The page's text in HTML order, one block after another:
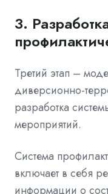
3.
Третий этап –
диверсионно-
разработка
мероприятий.
Система
включает в себя
информации о